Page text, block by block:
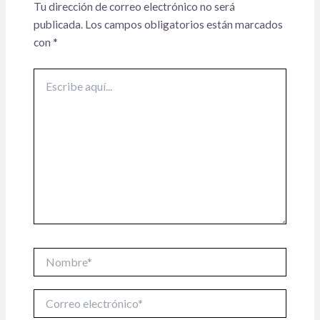
Tu dirección de correo electrónico no será
publicada. Los campos obligatorios están marcados
con *
aquí...
electrónico*